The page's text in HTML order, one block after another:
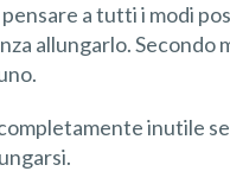
a tutti i modi
allungarlo. Secondo
inutile